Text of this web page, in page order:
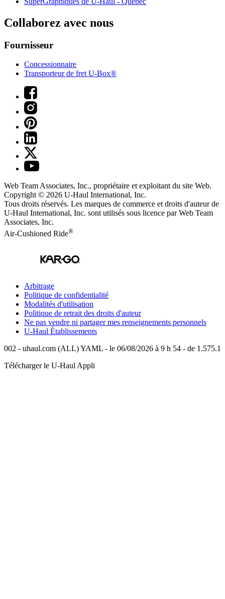
Collaborez avec nous
Fournisseur
Concessionnaire
Transporteur de fret U-Box®
Web Team Associates, Inc., propriétaire et exploitant du site Web.
Copyright © 2026 U-Haul International, Inc.
Tous droits réservés. Les marques de commerce et droits d'auteur de
U-Haul International, Inc. sont utilisés sous licence par Web Team
Associates, Inc.
Air-Cushioned Ride®
Arbitrage
Politique de confidentialité
Modalités d'utilisation
Politique de retrait des droits d'auteur
Ne pas vendre ni partager mes renseignements personnels
U-Haul Établissements
002 - uhaul.com (ALL) YAML - le 06/08/2026 à 9 h 54 - de 1.575.1
Télécharger le U-Haul Appli